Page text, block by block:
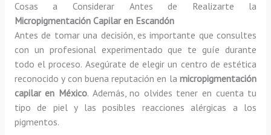
Cosas a Considerar Antes de Realizarte la
Micropigmentación Capilar en Escandón
Antes de tomar una decisión, es importante que consultes
con un profesional experimentado que te guíe durante
todo el proceso. Asegúrate de elegir un centro de estética
reconocido y con buena reputación en lamicropigmentación
capilar en México. Además, no olvides tener en cuenta tu
tipo de piel y las posibles reacciones alérgicas a los
pigmentos.